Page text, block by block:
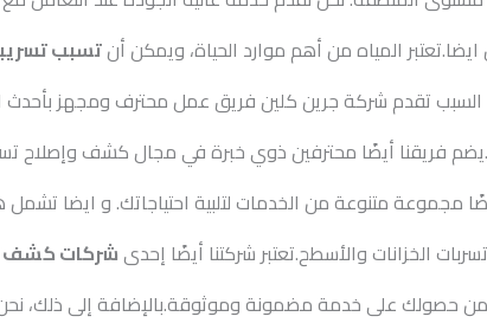
المياه من أهم موارد الحياة، ويمكن أنتسبب
تقدم شركة جرين كلين فريق عمل محترف ومجهز بأحدث
فريقنا أيضًا محترفين ذوي خبرة في مجال كشف وإصلاح
متنوعة من الخدمات لتلبية احتياجاتك. و ايضا
الخزانات والأسطح.تعتبر شركتنا أيضًا إحدىشركات كشف
حصولك على خدمة مضمونة وموثوقة.بالإضافة إلى ذلك،